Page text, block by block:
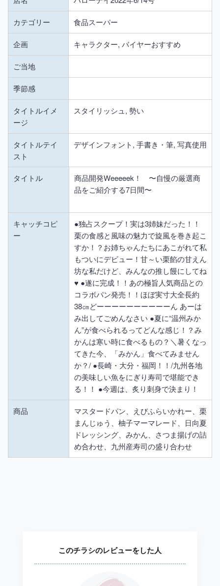
カテゴリー 食品スーパー
企画 キャラクター, バイヤーおすすめ
ご当地
季節感
タイトルイメ
ージ
スタイリッシュ, 勢い
タイトルテイ
スト
デザインフォント, 手書き・筆, 写真使用
タイトル
商品開発Weeeeek！ 〜自慢の厳選商
品をご紹介する7日間〜
キャッチコピ
ー
●独占スクープ！実は3姉妹だった！！
栗の食感と風味の魅力で旋風を巻き起こ
すか！？お姉ちゃんたちにあこがれて私
もついにデビュー！甘～い栗餡の甘えん
坊な私だけど、みんなの推し饅にしてね
♥ ●遂に完成！！あの極旨人気商品との
コラボパン発売！！ほぼ実寸大全長約
38㎝どーーーーーーーーーーん あーは
み出してごめんなさい ●夏に“温州みか
ん”が食べられるってどんな感じ！？み
かんは寒い時に食べるもの？＼暑くなっ
てきた今、「みかん」食べてみません
か？/ ●長崎・大分・福岡！！/九州各地
の美味しい魚をにぎり寿司で堪能でき
る！！ ●今週は、炙り刺身で決まり！
商品
マスタードパン、えびふらいかれー、栗
まんじゅう、柚子マーマレード、日向夏
ドレッシング、みかん、さつま揚げの詰
め合わせ、九州産寿司の盛り合わせ
このチラシのレビューをした人